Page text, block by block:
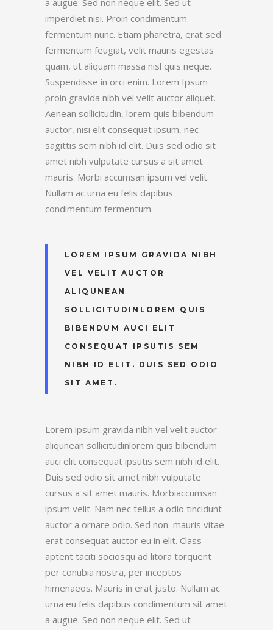
a augue. Sed non neque elit. Sed ut
imperdiet nisi. Proin condimentum
fermentum nunc. Etiam pharetra, erat sed
fermentum feugiat, velit mauris egestas
quam, ut aliquam massa nisl quis neque.
Suspendisse in orci enim. Lorem Ipsum
proin gravida nibh vel velit auctor aliquet.
Aenean sollicitudin, lorem quis bibendum
auctor, nisi elit consequat ipsum, nec
sagittis sem nibh id elit. Duis sed odio sit
amet nibh vulputate cursus a sit amet
mauris. Morbi accumsan ipsum vel velit.
Nullam ac urna eu felis dapibus
condimentum fermentum.
LOREM IPSUM GRAVIDA NIBH
VEL VELIT AUCTOR
ALIQUNEAN
SOLLICITUDINLOREM QUIS
BIBENDUM AUCI ELIT
CONSEQUAT IPSUTIS SEM
NIBH ID ELIT. DUIS SED ODIO
SIT AMET.
Lorem ipsum gravida nibh vel velit auctor
aliqunean sollicitudinlorem quis bibendum
auci elit consequat ipsutis sem nibh id elit.
Duis sed odio sit amet nibh vulputate
cursus a sit amet mauris. Morbiaccumsan
ipsum velit. Nam nec tellus a odio tincidunt
auctor a ornare odio. Sed non mauris vitae
erat consequat auctor eu in elit. Class
aptent taciti sociosqu ad litora torquent
per conubia nostra, per inceptos
himenaeos. Mauris in erat justo. Nullam ac
urna eu felis dapibus condimentum sit amet
a augue. Sed non neque elit. Sed ut